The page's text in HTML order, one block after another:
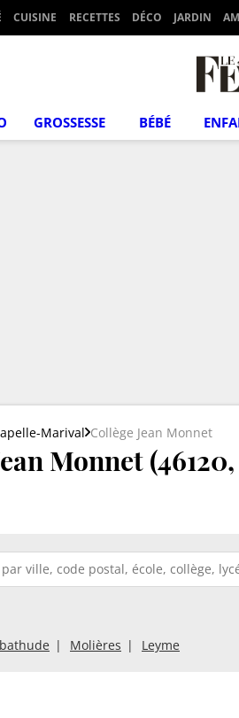
CUISINE RECETTES DÉCO JARDIN
GROSSESSE BÉBÉ
Marival Collège Jean Monnet
Monnet
Molières Leyme